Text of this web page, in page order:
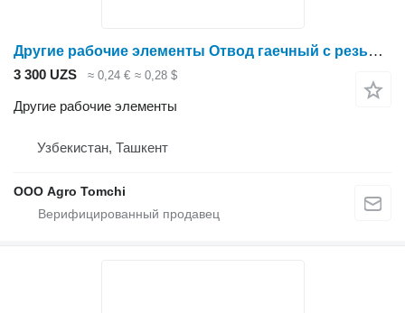
Другие рабочие элементы Отвод гаечный с резьбой для опрыскивателя
3 300 UZS ≈ 0,24 € ≈ 0,28 $
Другие рабочие элементы
Узбекистан, Ташкент
ООО Agro Tomchi